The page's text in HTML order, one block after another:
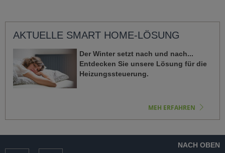
AKTUELLE SMART HOME-LÖSUNG
Der Winter setzt nach und nach...
Entdecken Sie unsere Lösung für die
Heizungssteuerung.
MEH ERFAHREN
NACH OBEN